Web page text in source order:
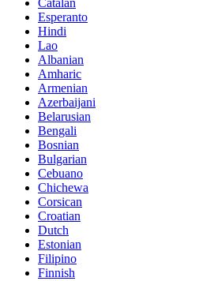
Esperanto
Hindi
Lao
Albanian
Amharic
Armenian
Azerbaijani
Belarusian
Bengali
Bosnian
Bulgarian
Cebuano
Chichewa
Corsican
Croatian
Dutch
Estonian
Filipino
Finnish